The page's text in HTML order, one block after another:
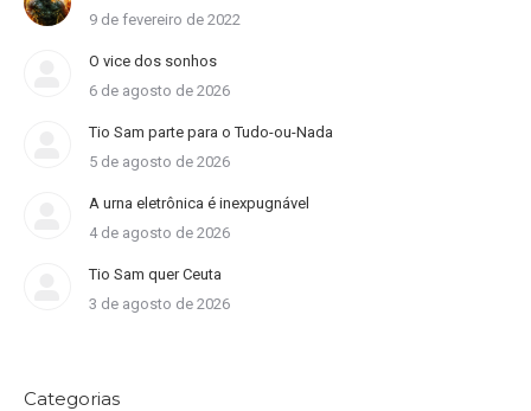
9 de fevereiro de 2022
O vice dos sonhos
6 de agosto de 2026
Tio Sam parte para o Tudo-ou-Nada
5 de agosto de 2026
A urna eletrônica é inexpugnável
4 de agosto de 2026
Tio Sam quer Ceuta
3 de agosto de 2026
Categorias